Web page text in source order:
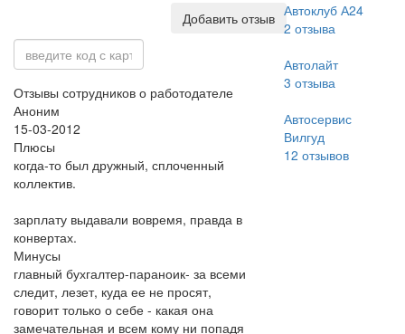
Добавить отзыв
Отзывы сотрудников о работодателе
Аноним
15-03-2012
Плюсы
когда-то был дружный, сплоченный
коллектив.
зарплату выдавали вовремя, правда в
конвертах.
Минусы
главный бухгалтер-параноик- за всеми
следит, лезет, куда ее не просят,
говорит только о себе - какая она
замечательная и всем кому ни попадя
Автоклуб А24
2 отзыва
Автолайт
3 отзыва
Автосервис
Вилгуд
12 отзывов